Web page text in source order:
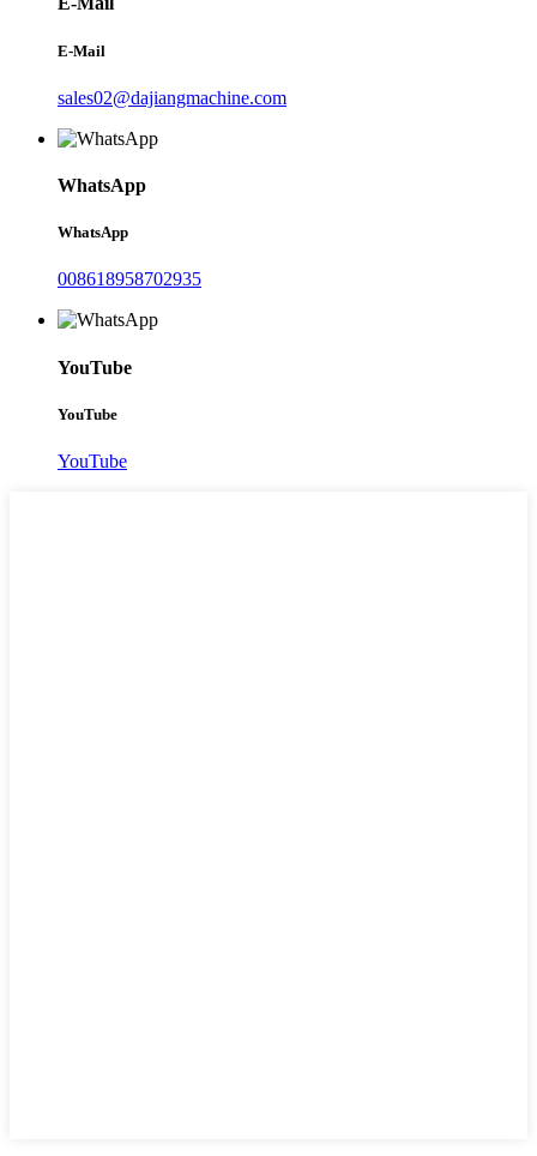
E-Mail
sales02@dajiangmachine.com
WhatsApp
WhatsApp
008618958702935
YouTube
YouTube
YouTube